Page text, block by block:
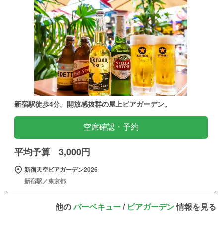
新宿駅徒歩4分。開放感抜群の屋上ビアガーデン。
空席確認・予約
平均予算 3,000円
新宿天空ビアガーデン2026
新宿駅／東京都
他のバーベキュー/ ビアガーデン情報を見る